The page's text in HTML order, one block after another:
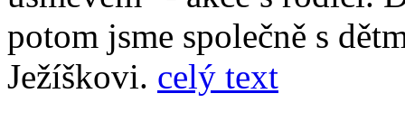
potom jsme společně s
Ježíškovi. celý text